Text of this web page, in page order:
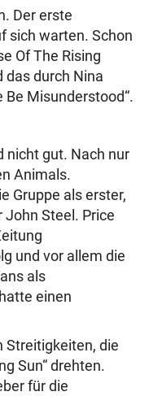
Der erste
sich warten. Schon
Of The Rising
das durch Nina
Be Misunderstood“.
nicht gut. Nach nur
Animals.
Gruppe als erster,
Steel. Price
und vor allem die
als
einen
Streitigkeiten, die
Sun“ drehten.
für die